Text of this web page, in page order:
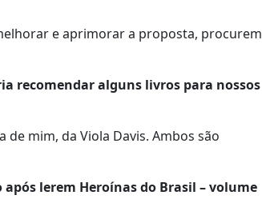
e aprimorar a proposta, procurem
recomendar alguns livros para nossos
de mim, da Viola Davis. Ambos são
lerem Heroínas do Brasil – volume